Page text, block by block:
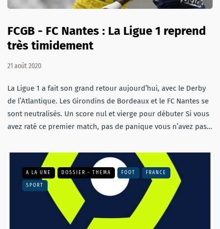
FCGB - FC Nantes : La Ligue 1 reprend
très timidement
21 août 2020
La Ligue 1 a fait son grand retour aujourd’hui, avec le Derby
de l’Atlantique. Les Girondins de Bordeaux et le FC Nantes se
sont neutralisés. Un score nul et vierge pour débuter Si vous
avez raté ce premier match, pas de panique vous n’avez pas…
A LA UNE DOSSIER - THEMA FOOT FRANCE
SPORT